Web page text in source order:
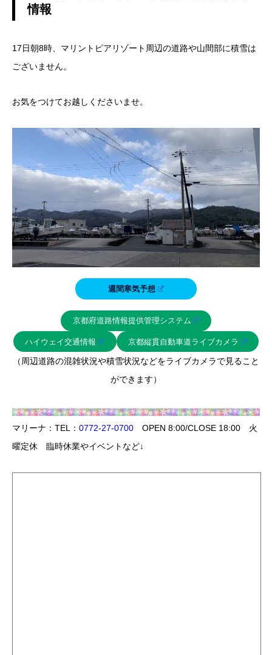
情報
17日朝8時、マリントピアリゾート周辺の道路や山間部に積雪は
ございません。
お気をつけてお越しくださいませ。
週間寒気予想
京都府道路情報提供管理システム
ハイウェイ交通情報 京都縦貫自動車道ライブカメラ
（周辺道路の混雑状況や積雪状況などをライブカメラで見ること
ができます）
マリーナ：TEL： 0772-27-0700 OPEN 8:00/CLOSE 18:00 火
曜定休 臨時休業やイベントなど↓